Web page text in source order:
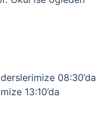
08:30’da
13:10’da